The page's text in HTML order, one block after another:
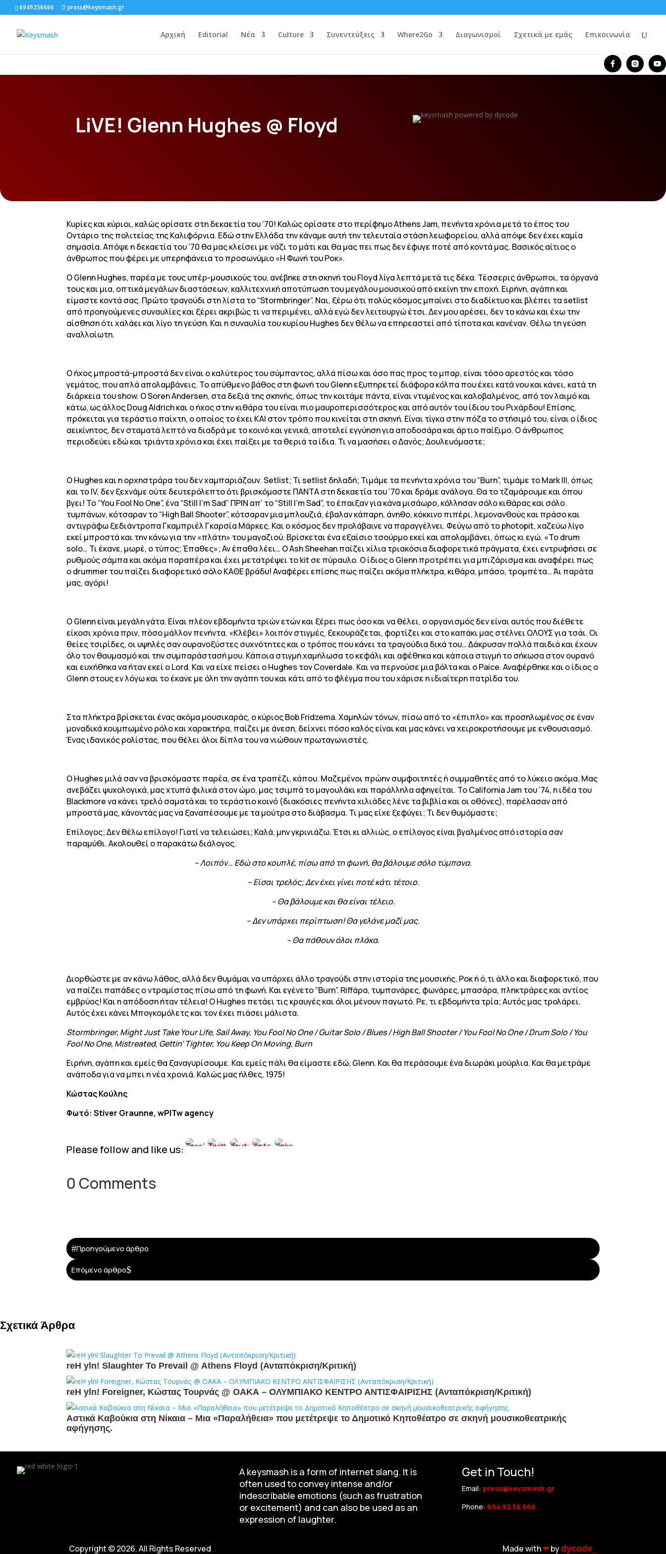
6949256666 press@keysmash.gr
Αρχική Editorial Νέα Culture Συνεντεύξεις Where2Go Διαγωνισμοί Σχετικά με εμάς Επικοινωνία
LiVE! Glenn Hughes @ Floyd
Κυρίες και κύριοι, καλώς ορίσατε στη δεκαετία του ’70! Καλώς ορίσατε στο περίφημο Athens Jam, πενήντα χρόνια μετά το έπος του
Οντάριο της πολιτείας της Καλιφόρνια. Εδώ στην Ελλάδα την κάναμε αυτή την τελευταία στάση λεωφορείου, αλλά απόψε δεν έχει καμία
σημασία. Απόψε η δεκαετία του ’70 θα μας κλείσει με νάζι το μάτι και θα μας πει πως δεν έφυγε ποτέ από κοντά μας. Βασικός αίτιος ο
άνθρωπος που φέρει με υπερηφάνεια το προσωνύμιο «Η Φωνή του Ροκ».
Ο Glenn Hughes, παρέα με τους υπέρ-μουσικούς του, ανέβηκε στη σκηνή του Floyd λίγα λεπτά μετά τις δέκα. Τέσσερις άνθρωποι, τα όργανά
τους και μια, οπτικά μεγάλων διαστάσεων, καλλιτεχνική αποτύπωση του μεγάλου μουσικού από εκείνη την εποχή. Ειρήνη, αγάπη και
είμαστε κοντά σας. Πρώτο τραγούδι στη λίστα το “Stormbringer”. Ναι, ξέρω ότι πολύς κόσμος μπαίνει στο διαδίκτυο και βλέπει τα setlist
από προηγούμενες συναυλίες και ξέρει ακριβώς τι να περιμένει, αλλά εγώ δεν λειτουργώ έτσι. Δεν μου αρέσει, δεν το κάνω και έχω την
αίσθηση ότι χαλάει και λίγο τη γεύση. Και η συναυλία του κυρίου Hughes δεν θέλω να επηρεαστεί από τίποτα και κανέναν. Θέλω τη γεύση
αναλλοίωτη.
Ο ήχος μπροστά-μπροστά δεν είναι ο καλύτερος του σύμπαντος, αλλά πίσω και όσο πας προς το μπαρ, είναι τόσο αρεστός και τόσο
γεμάτος, που απλά απολαμβάνεις. Το απύθμενο βάθος στη φωνή του Glenn εξυπηρετεί διάφορα κόλπα που έχει κατά νου και κάνει, κατά τη
διάρκεια του show. Ο Soren Andersen, στα δεξιά της σκηνής, όπως την κοιτάμε πάντα, είναι ντυμένος και καλοβαλμένος, από τον λαιμό και
κάτω, ως άλλος Doug Aldrich και ο ήχος στην κιθάρα του είναι πιο μαυροπερισσότερος και από αυτόν του ίδιου του Ριχάρδου! Επίσης,
πρόκειται για τεράστιο παίχτη, ο οποίος το έχει ΚΑΙ στον τρόπο που κινείται στη σκηνή. Είναι τίγκα στην πόζα το στήσιμό του, είναι ο ίδιος
αεικίνητος, δεν σταματά λεπτό να διαδρά με το κοινό και γενικά, αποτελεί εγγύηση για αποδοσάρα και άρτιο παίξιμο. O άνθρωπος
περιοδεύει εδώ και τριάντα χρόνια και έχει παίξει με τα θεριά τα ίδια. Τι να μασήσει ο Δανός; Δουλευόμαστε;
Ο Hughes και η ορχηστράρα του δεν χαμπαριάζουν. Setlist; Τι setlist δηλαδή; Τιμάμε τα πενήντα χρόνια του “Burn”, τιμάμε το Mark III, όπως
και το IV, δεν ξεχνάμε ούτε δευτερόλεπτο ότι βρισκόμαστε ΠΑΝΤΑ στη δεκαετία του ’70 και δράμε ανάλογα. Θα το τζαμάρουμε και όπου
βγει! Το “You Fool No One”, ένα “Still I’m Sad” ΠΡΙΝ απ’ το “Still I’m Sad”, το έπαιξαν για κάνα μισάωρο, κόλλησαν σόλο κιθάρας και σόλο
τυμπάνων, κότσαραν το “High Ball Shooter”, κότσαραν μια μπλουζιά, έβαλαν κάπαρη, άνηθο, κόκκινο πιπέρι, λεμονανθούς και πράσο και
αντιγράφω ξεδιάντροπα Γκαμπριέλ Γκαρσία Μάρκες. Και ο κόσμος δεν προλάβαινε να παραγγέλνει. Φεύγω από το photopit, χαζεύω λίγο
εκεί μπροστά και την κάνω για την «πλάτη» του μαγαζιού. Βρίσκεται ένα εξαίσιο τσούρμο εκεί και απολαμβάνει, όπως κι εγώ. «Το drum
solo… Τι έκανε, μωρέ, ο τύπος; Έπαθες»; Αν έπαθα λέει… Ο Ash Sheehan παίζει χίλια τριακόσια διαφορετικά πράγματα, έχει εντρυφήσει σε
ρυθμούς σάμπα και ακόμα παραπέρα και έχει μετατρέψει το kit σε πύραυλο. Ο ίδιος ο Glenn προτρέπει για μπιζάρισμα και αναφέρει πως
ο drummer του παίζει διαφορετικό σόλο ΚΑΘΕ βράδυ! Αναφέρει επίσης πως παίζει ακόμα πλήκτρα, κιθάρα, μπάσο, τρομπέτα… Άι παράτα
μας, αγόρι!
Ο Glenn είναι μεγάλη γάτα. Είναι πλέον εβδομήντα τριών ετών και ξέρει πως όσο και να θέλει, ο οργανισμός δεν είναι αυτός που διέθετε
είκοσι χρόνια πριν, πόσο μάλλον πενήντα. «Κλέβει» λοιπόν στιγμές, ξεκουράζεται, φορτίζει και στο καπάκι μας στέλνει ΟΛΟΥΣ για τσάι. Οι
θείες τσιρίδες, οι υψηλές σαν ουρανοξύστες συχνότητες και ο τρόπος που κάνει τα τραγούδια δικά του… Δάκρυσαν πολλά παιδιά και έχουν
όλο τον θαυμασμό και την συμπαράστασή μου. Κάποια στιγμή χαμήλωσα το κεφάλι και αφέθηκα και κάποια στιγμή το σήκωσα στον ουρανό
και ευχήθηκα να ήταν εκεί ο Lord. Και να είχε πείσει ο Hughes τον Coverdale. Και να περνούσε μια βόλτα και ο Paice. Αναφέρθηκε και ο ίδιος ο
Glenn στους εν λόγω και το έκανε με όλη την αγάπη του και κάτι από το φλέγμα που του χάρισε η ιδιαίτερη πατρίδα του.
Στα πλήκτρα βρίσκεται ένας ακόμα μουσικαράς, ο κύριος Bob Fridzema. Χαμηλών τόνων, πίσω από το «έπιπλο» και προσηλωμένος σε έναν
μοναδικά κουμπωμένο ρόλο και χαρακτήρα, παίζει με άνεση, δείχνει πόσο καλός είναι και μας κάνει να χειροκροτήσουμε με ενθουσιασμό.
Ένας ιδανικός ρολίστας, που θέλει όλοι δίπλα του να νιώθουν πρωταγωνιστές.
Ο Hughes μιλά σαν να βρισκόμαστε παρέα, σε ένα τραπέζι, κάπου. Μαζεμένοι πρώην συμφοιτητές ή συμμαθητές από το λύκειο ακόμα. Μας
ανεβάζει ψυχολογικά, μας χτυπά φιλικά στον ώμο, μας τσιμπά το μαγουλάκι και παράλληλα αφηγείται. Το California Jam του ’74, η ιδέα του
Blackmore να κάνει τρελό σαματά και το τεράστιο κοινό (διακόσιες πενήντα χιλιάδες λένε τα βιβλία και οι οθόνες), παρέλασαν από
μπροστά μας, κάνοντάς μας να ξαναπέσουμε με τα μούτρα στο διάβασμα. Τι μας είχε ξεφύγει; Τι δεν θυμόμαστε;
Επίλογος; Δεν θέλω επίλογο! Γιατί να τελειώσει; Καλά, μην γκρινιάζω. Έτσι κι αλλιώς, ο επίλογος είναι βγαλμένος από ιστορία σαν
παραμύθι. Ακολουθεί ο παρακάτω διάλογος.
– Λοιπόν… Εδώ στο κουπλέ, πίσω από τη φωνή, θα βάλουμε σόλο τύμπανα.
– Είσαι τρελός; Δεν έχει γίνει ποτέ κάτι τέτοιο.
– Θα βάλουμε και θα είναι τέλειο.
– Δεν υπάρχει περίπτωση! Θα γελάνε μαζί μας.
– Θα πάθουν όλοι πλάκα.
Διορθώστε με αν κάνω λάθος, αλλά δεν θυμάμαι να υπάρχει άλλο τραγούδι στην ιστορία της μουσικής, Ροκ ή ό,τι άλλο και διαφορετικό, που
να παίζει παπάδες ο ντραμίστας πίσω από τη φωνή. Και εγένετο “Burn”. Riffάρα, τυμπανάρες, φωνάρες, μπασάρα, πληκτράρες και αντίος
εμβρύος! Και η απόδοση ήταν τέλεια! Ο Hughes πετάει τις κραυγές και όλοι μένουν παγωτό. Ρε, τι εβδομήντα τρία; Αυτός μας τρολάρει.
Αυτός έχει κάνει Μπογκομόλετς και τον έχει πιάσει μάλιστα.
Stormbringer, Might Just Take Your Life, Sail Away, You Fool No One / Guitar Solo / Blues / High Ball Shooter / You Fool No One / Drum Solo / You
Fool No One, Mistreated, Gettin’ Tighter, You Keep On Moving, Burn
Ειρήνη, αγάπη και εμείς θα ξαναγυρίσουμε. Και εμείς πάλι θα είμαστε εδώ, Glenn. Και θα περάσουμε ένα διωράκι μούρλια. Και θα μετράμε
ανάποδα για να μπει η νέα χρονιά. Καλώς μας ήλθες, 1975!
Κώστας Κούλης
Φωτό: Stiver Graunne, wPITw agency
Please follow and like us:
0 Comments
#Προηγούμενο άρθρο
Επόμενο άρθρο$
Σχετικά Άρθρα
reH yln! Slaughter To Prevail @ Athens Floyd (Ανταπόκριση/Κριτική)
reH yln! Foreigner, Κώστας Τουρνάς @ ΟΑΚΑ – ΟΛΥΜΠΙΑΚΟ ΚΕΝΤΡΟ ΑΝΤΙΣΦΑΙΡΙΣΗΣ (Ανταπόκριση/Κριτική)
Αστικά Καβούκια στη Νίκαια – Mια «Παραλήθεια» που μετέτρεψε το Δημοτικό Κηποθέατρο σε σκηνή μουσικοθεατρικής
αφήγησης.
A keysmash is a form of internet slang. It is
often used to convey intense and/or
indescribable emotions (such as frustration
or excitement) and can also be used as an
expression of laughter.
Get in Touch!
Email: press@keysmash.gr
Phone: 694 92 56 666
Copyright © 2026. All Rights Reserved Made with❤︎bydycode_